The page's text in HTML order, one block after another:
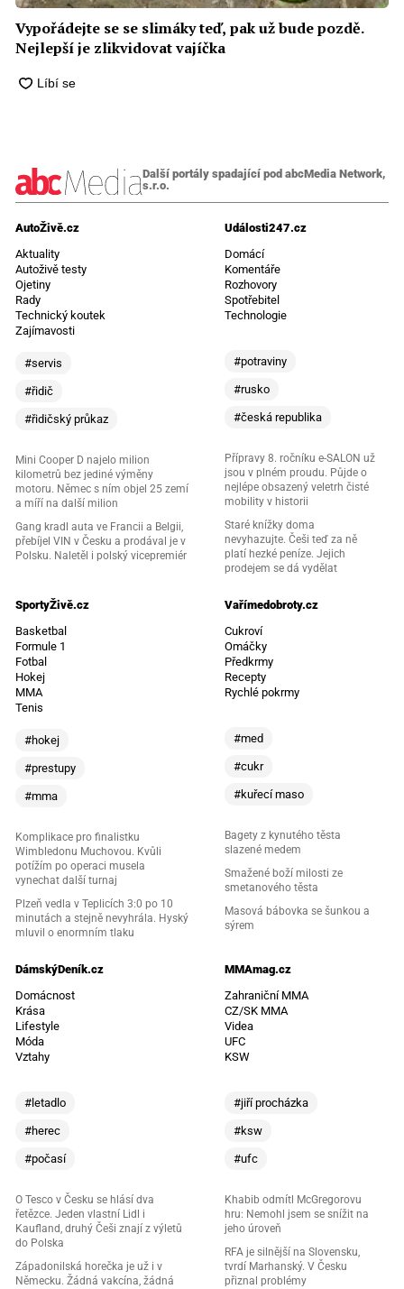
Vypořádejte se se slimáky teď, pak už bude pozdě.
Nejlepší je zlikvidovat vajíčka
Další portály spadající pod abcMedia Network,
s.r.o.
AutoŽivě.cz
Aktuality
Autoživě testy
Ojetiny
Rady
Technický koutek
Zajímavosti
#servis
#řidič
#řidičský průkaz
Mini Cooper D najelo milion
kilometrů bez jediné výměny
motoru. Němec s ním objel 25 zemí
a míří na další milion
Gang kradl auta ve Francii a Belgii,
přebíjel VIN v Česku a prodával je v
Polsku. Naletěl i polský vicepremiér
Události247.cz
Domácí
Komentáře
Rozhovory
Spotřebitel
Technologie
#potraviny
#rusko
#česká republika
Přípravy 8. ročníku e-SALON už
jsou v plném proudu. Půjde o
nejlépe obsazený veletrh čisté
mobility v historii
Staré knížky doma
nevyhazujte. Češi teď za ně
platí hezké peníze. Jejich
prodejem se dá vydělat
SportyŽivě.cz
Basketbal
Formule 1
Fotbal
Hokej
MMA
Tenis
#hokej
#prestupy
#mma
Komplikace pro finalistku
Wimbledonu Muchovou. Kvůli
potížím po operaci musela
vynechat další turnaj
Plzeň vedla v Teplicích 3:0 po 10
minutách a stejně nevyhrála. Hyský
mluvil o enormním tlaku
Vařímedobroty.cz
Cukroví
Omáčky
Předkrmy
Recepty
Rychlé pokrmy
#med
#cukr
#kuřecí maso
Bagety z kynutého těsta
slazené medem
Smažené boží milosti ze
smetanového těsta
Masová bábovka se šunkou a
sýrem
DámskýDeník.cz
Domácnost
Krása
Lifestyle
Móda
Vztahy
#letadlo
#herec
#počasí
O Tesco v Česku se hlásí dva
řetězce. Jeden vlastní Lidl i
Kaufland, druhý Češi znají z výletů
do Polska
Západonilská horečka je už i v
Německu. Žádná vakcína, žádná
MMAmag.cz
Zahraniční MMA
CZ/SK MMA
Videa
UFC
KSW
#jiří procházka
#ksw
#ufc
Khabib odmítl McGregorovu
hru: Nemohl jsem se snížit na
jeho úroveň
RFA je silnější na Slovensku,
tvrdí Marhanský. V Česku
přiznal problémy